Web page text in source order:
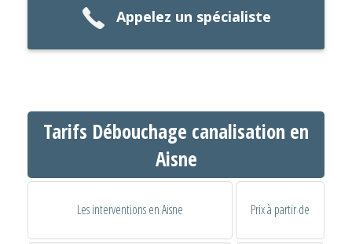
Appelez un spécialiste
Tarifs Débouchage canalisation en
Aisne
Les interventions en Aisne Prix à partir de